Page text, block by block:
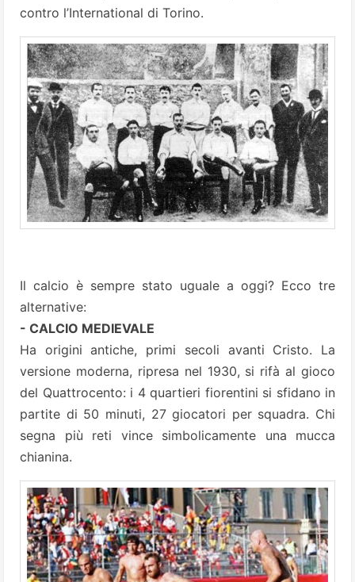
contro l’International di Torino.
Il calcio è sempre stato uguale a oggi? Ecco tre
alternative:
- CALCIO MEDIEVALE
Ha origini antiche, primi secoli avanti Cristo. La
versione moderna, ripresa nel 1930, si rifà al gioco
del Quattrocento: i 4 quartieri fiorentini si sfidano in
partite di 50 minuti, 27 giocatori per squadra. Chi
segna più reti vince simbolicamente una mucca
chianina.